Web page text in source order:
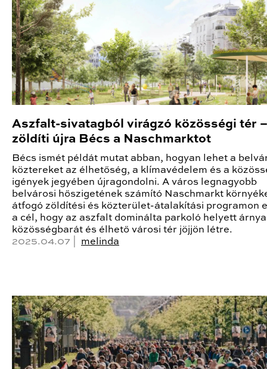
Aszfalt-sivatagból virágzó közösségi tér
zöldíti újra Bécs a Naschmarktot
Bécs ismét példát mutat abban, hogyan lehet a
köztereket az élhetőség, a klímavédelem és a
igények jegyében újragondolni. A város legnagyobb
belvárosi hőszigetének számító Naschmarkt
átfogó zöldítési és közterület-átalakítási programon
a cél, hogy az aszfalt dominálta parkoló helyett
közösségbarát és élhető városi tér jöjjön létre.
2025.04.07 | melinda